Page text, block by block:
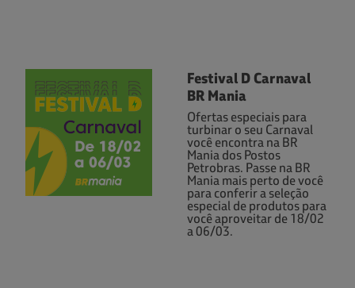
Festival D Carnaval
BR Mania
Ofertas especiais para
turbinar o seu Carnaval
você encontra na BR
Mania dos Postos
Petrobras. Passe na BR
Mania mais perto de você
para conferir a seleção
especial de produtos para
você aproveitar de 18/02
a 06/03.